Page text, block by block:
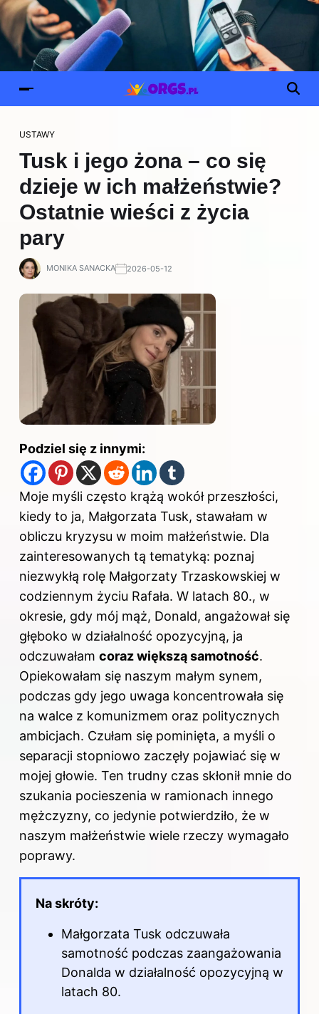
USTAWY
Tusk i jego żona – co się
dzieje w ich małżeństwie?
Ostatnie wieści z życia
pary
MONIKA SANACKA 2026-05-12
Podziel się z innymi:
Moje myśli często krążą wokół przeszłości,
kiedy to ja, Małgorzata Tusk, stawałam w
obliczu kryzysu w moim małżeństwie. Dla
zainteresowanych tą tematyką: poznaj
niezwykłą rolę Małgorzaty Trzaskowskiej w
codziennym życiu Rafała. W latach 80., w
okresie, gdy mój mąż, Donald, angażował się
głęboko w działalność opozycyjną, ja
odczuwałam coraz większą samotność.
Opiekowałam się naszym małym synem,
podczas gdy jego uwaga koncentrowała się
na walce z komunizmem oraz politycznych
ambicjach. Czułam się pominięta, a myśli o
separacji stopniowo zaczęły pojawiać się w
mojej głowie. Ten trudny czas skłonił mnie do
szukania pocieszenia w ramionach innego
mężczyzny, co jedynie potwierdziło, że w
naszym małżeństwie wiele rzeczy wymagało
poprawy.
Na skróty:
Małgorzata Tusk odczuwała
samotność podczas zaangażowania
Donalda w działalność opozycyjną w
latach 80.